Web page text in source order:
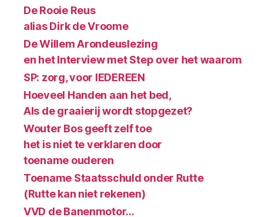
De Rooie Reus
alias Dirk de Vroome
De Willem Arondeuslezing
en het Interview met Step over het waarom
SP: zorg, voor IEDEREEN
Hoeveel Handen aan het bed,
Als de graaierij wordt stopgezet?
Wouter Bos geeft zelf toe
het is niet te verklaren door
toename ouderen
Toename Staatsschuld onder Rutte
(Rutte kan niet rekenen)
VVD de Banenmotor…